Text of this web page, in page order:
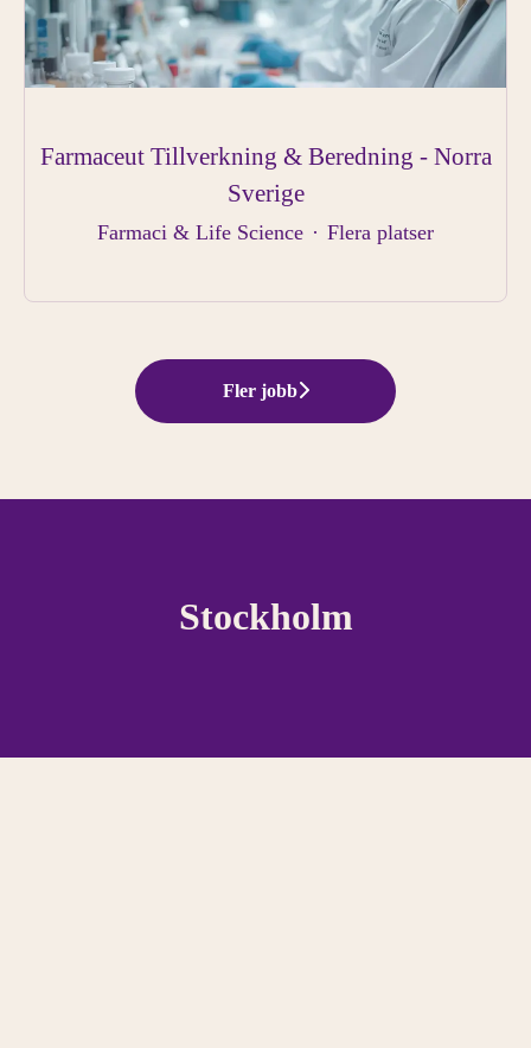
Farmaceut Tillverkning & Beredning - Norra
Sverige
Farmaci & Life Science · Flera platser
Fler jobb
Stockholm